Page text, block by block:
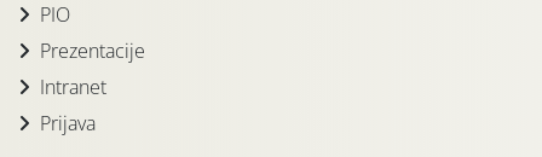
PIO
Prezentacije
Intranet
Prijava